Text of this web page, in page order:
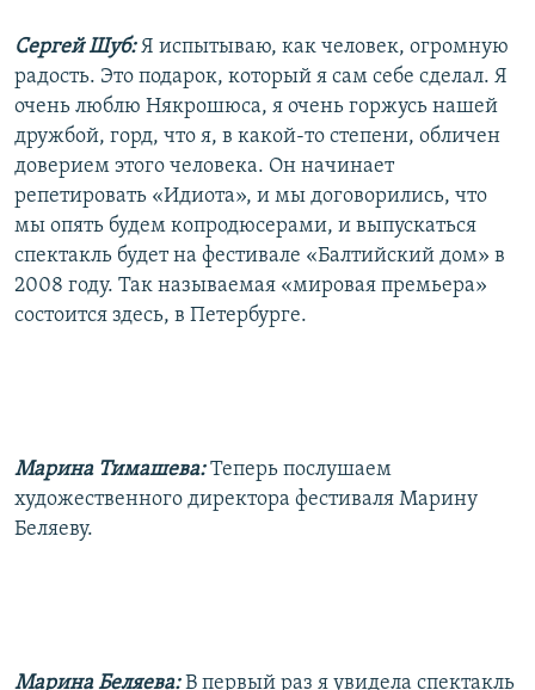
Сергей Шуб:Я испытываю, как человек, огромную
радость. Это подарок, который я сам себе сделал. Я
очень люблю Някрошюса, я очень горжусь нашей
дружбой, горд, что я, в какой-то степени, обличен
доверием этого человека. Он начинает
репетировать «Идиота», и мы договорились, что
мы опять будем копродюсерами, и выпускаться
спектакль будет на фестивале «Балтийский дом» в
2008 году. Так называемая «мировая премьера»
состоится здесь, в Петербурге.
Марина Тимашева:Теперь послушаем
художественного директора фестиваля Марину
Беляеву.
Марина Беляева:В первый раз я увидела спектакль